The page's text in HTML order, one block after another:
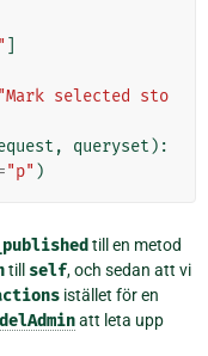
"Mark selected sto
, queryset ):
"p" )
till en metod
till self, och sedan att vi
istället för en
att leta upp